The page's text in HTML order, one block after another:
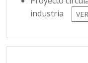
industria